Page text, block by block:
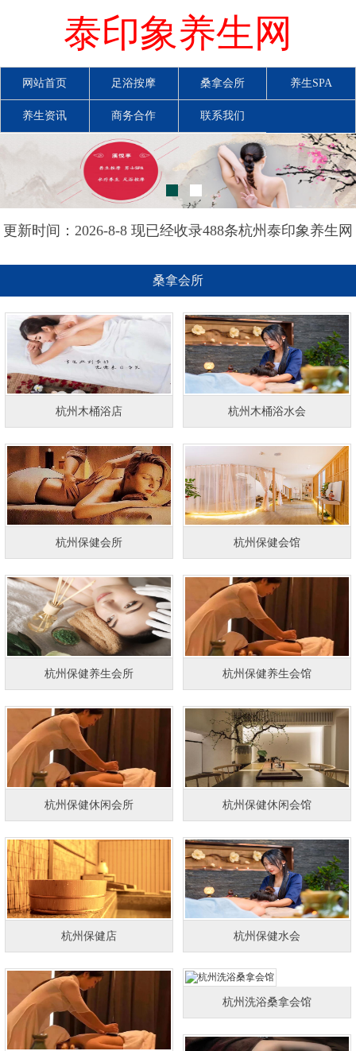
泰印象养生网
网站首页 足浴按摩 桑拿会所 养生SPA
养生资讯 商务合作 联系我们
更新时间：2026-8-8 现已经收录488条杭州泰印象养生网
桑拿会所
杭州木桶浴店 杭州木桶浴水会
杭州保健会所 杭州保健会馆
杭州保健养生会所 杭州保健养生会馆
杭州保健休闲会所 杭州保健休闲会馆
杭州保健店 杭州保健水会
杭州洗浴桑拿会馆